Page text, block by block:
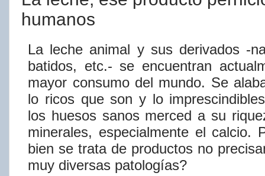
humanos
La leche animal y sus derivados -
batidos, etc.- se encuentran
mayor consumo del mundo. Se
lo ricos que son y lo
los huesos sanos merced a su
minerales, especialmente el calcio.
bien se trata de productos no
muy diversas patología​s?